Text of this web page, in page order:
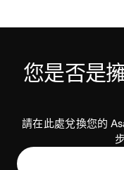
您是否是
請在此處兌換您的